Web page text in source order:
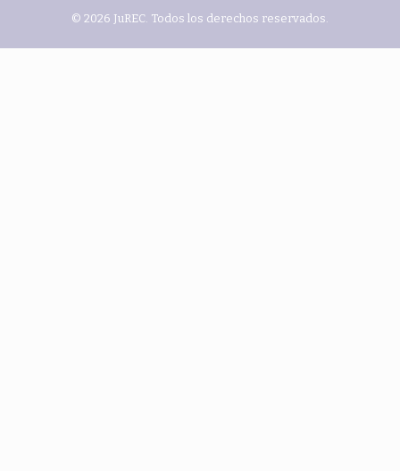
© 2026 JuREC. Todos los derechos reservados.